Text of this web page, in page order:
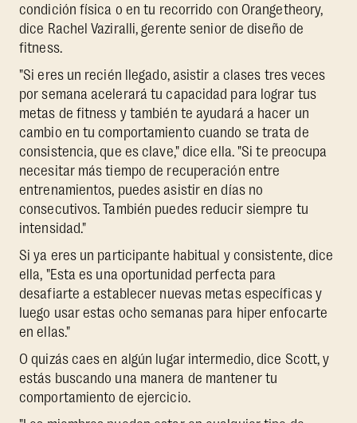
condición física o en tu recorrido con Orangetheory,
dice Rachel Vaziralli, gerente senior de diseño de
fitness.
"Si eres un recién llegado, asistir a clases tres veces
por semana acelerará tu capacidad para lograr tus
metas de fitness y también te ayudará a hacer un
cambio en tu comportamiento cuando se trata de
consistencia, que es clave," dice ella. "Si te preocupa
necesitar más tiempo de recuperación entre
entrenamientos, puedes asistir en días no
consecutivos. También puedes reducir siempre tu
intensidad."
Si ya eres un participante habitual y consistente, dice
ella, "Esta es una oportunidad perfecta para
desafiarte a establecer nuevas metas específicas y
luego usar estas ocho semanas para hiper enfocarte
en ellas."
O quizás caes en algún lugar intermedio, dice Scott, y
estás buscando una manera de mantener tu
comportamiento de ejercicio.